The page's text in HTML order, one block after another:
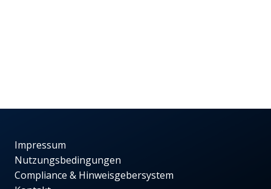
Impressum
Nutzungsbedingungen
Compliance & Hinweisgebersystem